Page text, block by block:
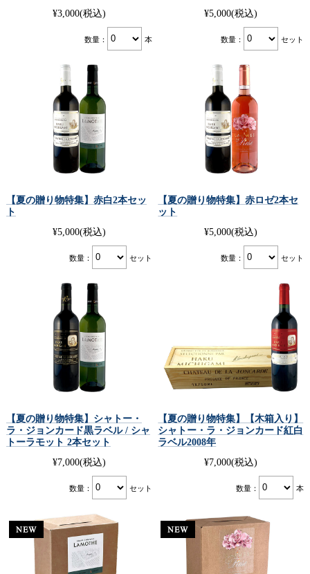
¥3,000(税込)
数量： 本
¥5,000(税込)
数量： セット
【夏の贈り物特集】赤白2本セッ
ト
¥5,000(税込)
数量： セット
【夏の贈り物特集】赤ロゼ2本セ
ット
¥5,000(税込)
数量： セット
【夏の贈り物特集】シャトー・
ラ・ジョンカード黒ラベル / シャ
トーラモット 2本セット
¥7,000(税込)
数量： セット
【夏の贈り物特集】【木箱入り】
シャトー・ラ・ジョンカード紅白
ラベル2008年
¥7,000(税込)
数量： 本